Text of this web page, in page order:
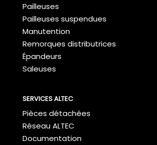
Pailleuses
Pailleuses suspendues
Manutention
Remorques distributrices
Épandeurs
Saleuses
SERVICES ALTEC
Pièces détachées
Réseau ALTEC
Documentation